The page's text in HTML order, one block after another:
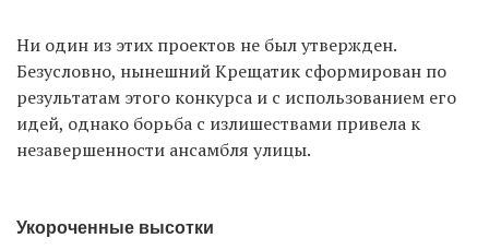
Ни один из этих проектов не был утвержден.
Безусловно, нынешний Крещатик сформирован по
результатам этого конкурса и с использованием его
идей, однако борьба с излишествами привела к
незавершенности ансамбля улицы.
Укороченные высотки